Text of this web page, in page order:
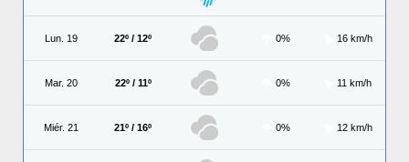
Lun. 19 22º / 12º 0% 16 km/h
Mar. 20 22º / 11º 0% 11 km/h
Miér. 21 21º / 16º 0% 12 km/h